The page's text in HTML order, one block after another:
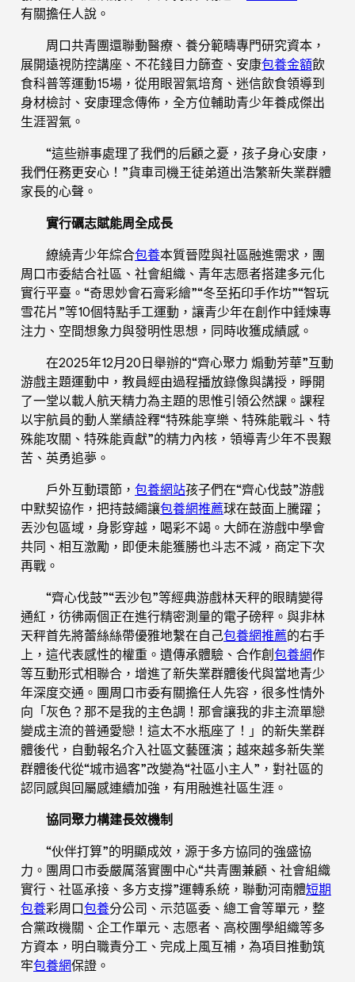
有關擔任人說。
周口共青團還聯動醫療、養分範疇專門研究資本，
展開遠視防控講座、不花錢目力篩查、安康包養金額飲
食科普等運動15場，從用眼習氣培育、迷信飲食領導到
身材檢討、安康理念傳佈，全方位輔助青少年養成傑出
生涯習氣。
“這些辦事處理了我們的后顧之憂，孩子身心安康，
我們任務更安心！”貨車司機王徒弟道出浩繁新失業群體
家長的心聲。
實行礪志賦能周全成長
繚繞青少年綜合包養本質晉陞與社區融進需求，團
周口市委結合社區、社會組織、青年志愿者搭建多元化
實行平臺。“奇思妙會石膏彩繪”“冬至拓印手作坊”“智玩
雪花片”等10個特點手工運動，讓青少年在創作中錘煉專
注力、空間想象力與發明性思想，同時收獲成績感。
在2025年12月20日舉辦的“齊心聚力 煽動芳華”互動
游戲主題運動中，教員經由過程播放錄像與講授，睜開
了一堂以載人航天精力為主題的思惟引領公然課。課程
以宇航員的動人業績詮釋“特殊能享樂、特殊能戰斗、特
殊能攻關、特殊能貢獻”的精力內核，領導青少年不畏艱
苦、英勇追夢。
戶外互動環節， 包養網站孩子們在“齊心伐鼓”游戲
中默契協作，把持鼓繩讓包養網推薦球在鼓面上騰躍；
丟沙包區域，身影穿越，喝彩不竭。大師在游戲中學會
共同、相互激勵，即便未能獲勝也斗志不減，商定下次
再戰。
“齊心伐鼓”“丟沙包”等經典游戲林天秤的眼睛變得
通紅，彷彿兩個正在進行精密測量的電子磅秤。與非林
天秤首先將蕾絲絲帶優雅地繫在自己包養網推薦的右手
上，這代表感性的權重。遺傳承體驗、合作創包養網作
等互動形式相聯合，增進了新失業群體後代與當地青少
年深度交通。團周口市委有關擔任人先容，很多性情外
向「灰色？那不是我的主色調！那會讓我的非主流單戀
變成主流的普通愛戀！這太不水瓶座了！」的新失業群
體後代，自動報名介入社區文藝匯演；越來越多新失業
群體後代從“城市過客”改變為“社區小主人”，對社區的
認同感與回屬感連續加強，有用融進社區生涯。
協同聚力構建長效機制
“伙伴打算”的明顯成效，源于多方協同的強盛協
力。團周口市委嚴厲落實團中心“共青團兼顧、社會組織
實行、社區承接、多方支撐”運轉系統，聯動河南體短期
包養彩周口包養分公司、示范區委、總工會等單元，整
合黨政機關、企工作單元、志愿者、高校團學組織等多
方資本，明白職責分工、完成上風互補，為項目推動筑
牢包養網保證。